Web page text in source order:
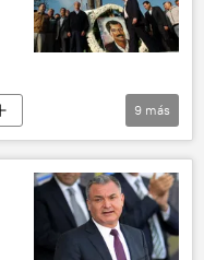
EEUU
9 más